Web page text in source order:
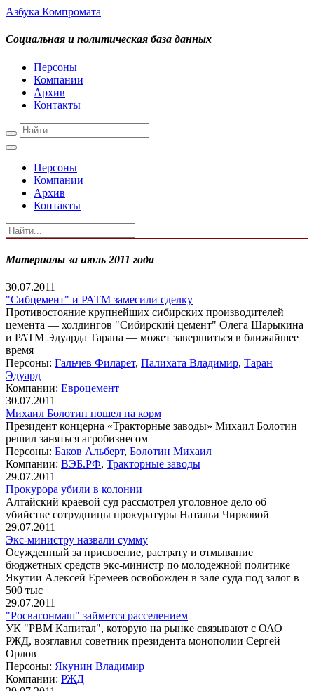
Азбука Компромата
Социальная и политическая база данных
Персоны
Компании
Архив
Контакты
Персоны
Компании
Архив
Контакты
Материалы за июль 2011 года
30.07.2011
"Сибцемент" и РАТМ замесили сделку
Противостояние крупнейших сибирских производителей
цемента — холдингов "Сибирский цемент" Олега Шарыкина
и РАТМ Эдуарда Тарана — может завершиться в ближайшее
время
Персоны: Гальчев Филарет, Палихата Владимир, Таран
Эдуард
Компании: Евроцемент
30.07.2011
Михаил Болотин пошел на корм
Президент концерна «Тракторные заводы» Михаил Болотин
решил заняться агробизнесом
Персоны: Баков Альберт, Болотин Михаил
Компании: ВЭБ.РФ, Тракторные заводы
29.07.2011
Прокурора убили в колонии
Алтайский краевой суд рассмотрел уголовное дело об
убийстве сотрудницы прокуратуры Натальи Чирковой
29.07.2011
Экс-министру назвали сумму
Осужденный за присвоение, растрату и отмывание
бюджетных средств экс-министр по молодежной политике
Якутии Алексей Еремеев освобожден в зале суда под залог в
500 тыс
29.07.2011
"Росвагонмаш" займется расселением
УК "РВМ Капитал", которую на рынке связывают с ОАО
РЖД, возглавил советник президента монополии Сергей
Орлов
Персоны: Якунин Владимир
Компании: РЖД